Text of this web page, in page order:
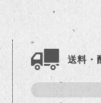
送料・